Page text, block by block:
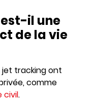
est-il une
de la vie
jet tracking ont
comme
civil.